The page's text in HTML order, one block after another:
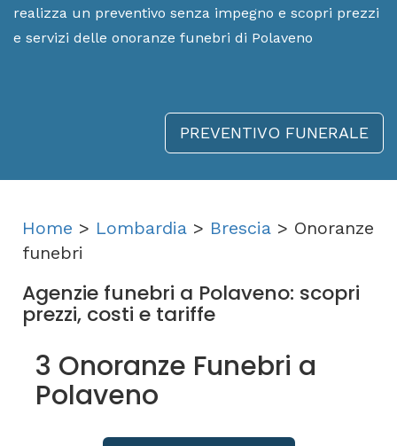
realizza un preventivo senza impegno e scopri prezzi
e servizi delle onoranze funebri di Polaveno
PREVENTIVO FUNERALE
Home > Lombardia > Brescia > Onoranze
funebri
Agenzie funebri a Polaveno: scopri
prezzi, costi e tariffe
3 Onoranze Funebri a
Polaveno